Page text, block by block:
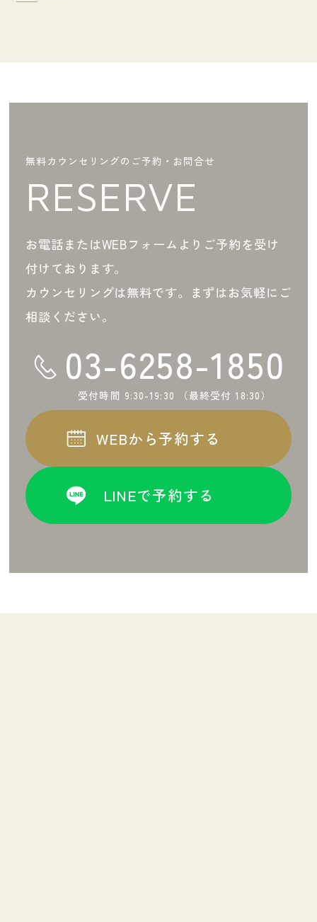
無料カウンセリングのご予約・お問合せ
RESERVE
お電話またはWEBフォームよりご予約を受け
付けております。
カウンセリングは無料です。まずはお気軽にご
相談ください。
03-6258-1850
受付時間 9:30-19:30 （最終受付 18:30）
WEBから予約する
LINEで予約する